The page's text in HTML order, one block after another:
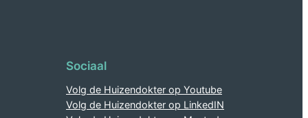
Sociaal
Volg de Huizendokter op Youtube
Volg de Huizendokter op LinkedIN